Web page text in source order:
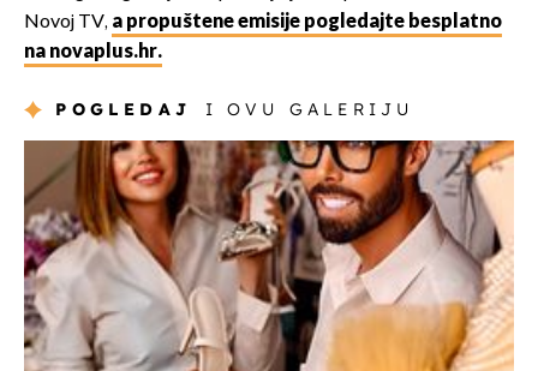
Novoj TV, a propuštene emisije pogledajte besplatno
na novaplus.hr.
POGLEDAJ I OVU GALERIJU